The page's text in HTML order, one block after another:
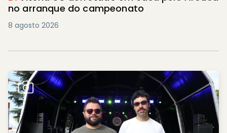
no arranque do campeonato
8 agosto 2026